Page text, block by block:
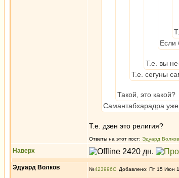
Если
Т.е. вы
Т.е. сегуны
Такой, это какой?
Самантабхарадра уже
Т.е. дзен это религия?
Ответы на этот пост: Эдуард Волков
Наверх
Эдуард Волков №423996 Добавлено: Пт 15 Июн